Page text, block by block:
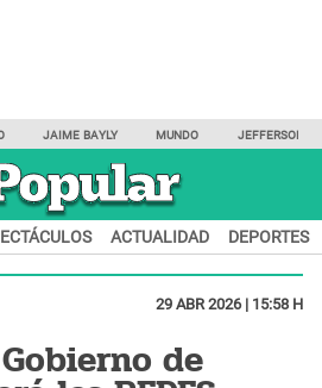
JAIME BAYLY MUNDO JEFFERSON
ACTUALIDAD DEPORTES
29 ABR 2026 | 15:58 H
de